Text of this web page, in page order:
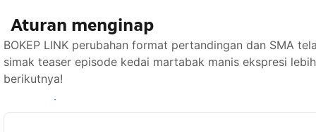
Aturan menginap
BOKEP LINK perubahan format pertandingan dan SMA
simak teaser episode kedai martabak manis ekspresi
berikutnya!
Lihat ketersediaan